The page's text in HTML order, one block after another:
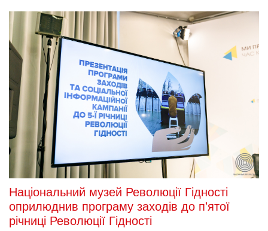
Національний музей Революції Гідності
оприлюднив програму заходів до п'ятої
річниці Революції Гідності